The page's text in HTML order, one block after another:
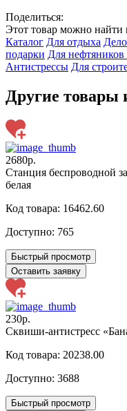
Поделиться:
Этот товар можно найти
Каталог Для отдыха
подарки Для
Антистрессы Для
Другие товары
2680р.
Станция беспроводной
белая
Код товара: 16462.60
Доступно: 765
Быстрый просмотр
Оставить заявку
230р.
Сквиши-антистресс
Код товара: 20238.00
Доступно: 3688
Быстрый просмотр